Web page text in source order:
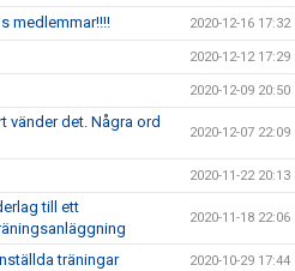
medlemmar!!!! 2020-12-16 17:32
2020-12-12 17:29
2020-12-09 20:50
vänder det. Några ord
2020-12-07 22:09
2020-11-22 20:13
till ett
2020-11-18 22:06
träningar 2020-10-29 17:44